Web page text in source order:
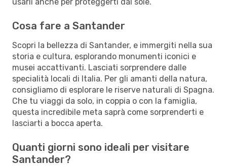
Cosa fare a Santander
Scopri la bellezza di Santander, e immergiti nella sua
storia e cultura, esplorando monumenti iconici e
musei accattivanti. Lasciati sorprendere dalle
specialità locali di Italia. Per gli amanti della natura,
consigliamo di esplorare le riserve naturali di Spagna.
Che tu viaggi da solo, in coppia o con la famiglia,
questa incredibile meta saprà come sorprenderti e
lasciarti a bocca aperta.
Quanti giorni sono ideali per visitare
Santander?